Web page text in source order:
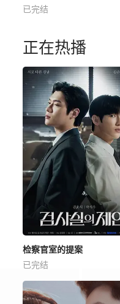
已完结
正在热播
检察官室的提案
已完结